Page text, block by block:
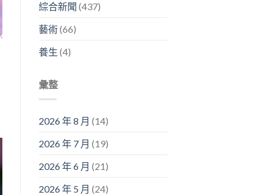
綜合新聞 (437)
藝術(66)
養生 (4)
彙整
2026 年 8 月 (14)
2026 年 7 月 (19)
2026 年 6 月 (21)
2026 年 5 月 (24)